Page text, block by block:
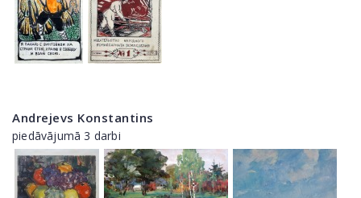
Andrejevs Konstantins
piedāvājumā 3 darbi